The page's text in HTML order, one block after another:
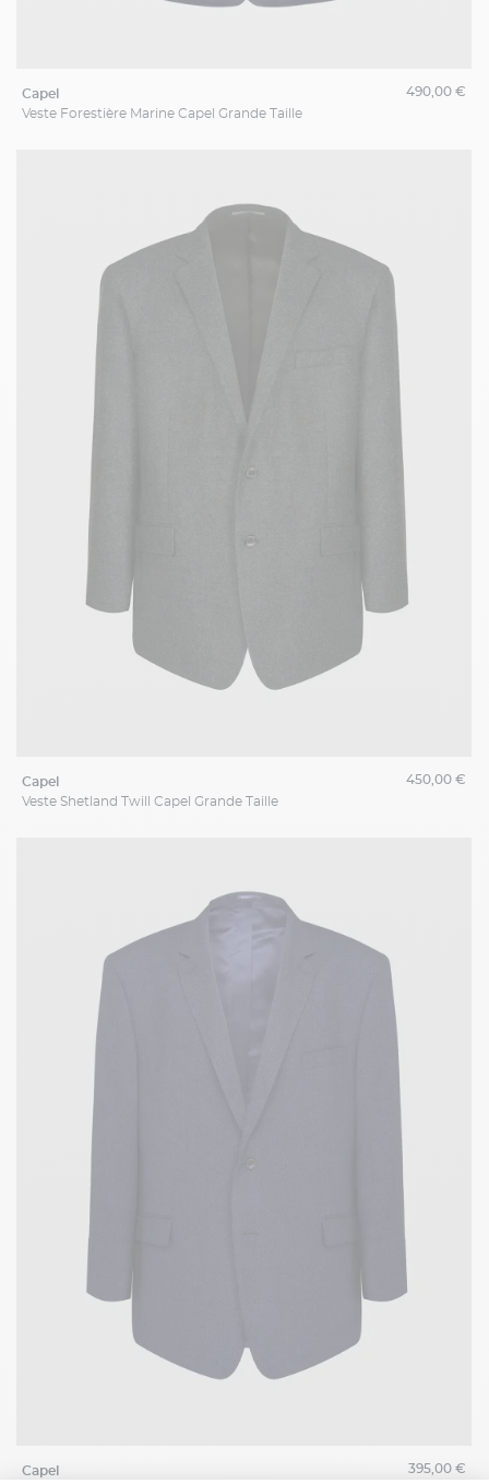
capel
Veste Forestière Marine Capel Grande Taille
490,00 €
capel
Veste Shetland Twill Capel Grande Taille
450,00 €
capel
395,00 €